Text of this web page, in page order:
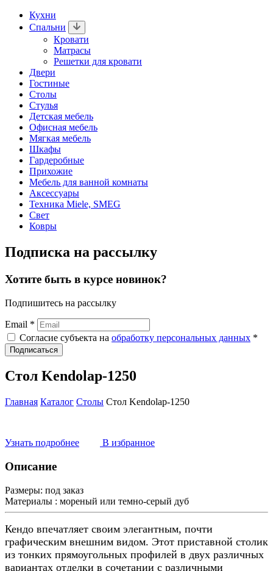
Кухни
Спальни
Кровати
Матрасы
Решетки для кровати
Двери
Гостиные
Столы
Стулья
Детская мебель
Офисная мебель
Мягкая мебель
Шкафы
Гардеробные
Прихожие
Мебель для ванной комнаты
Аксессуары
Техника Miele, SMEG
Свет
Ковры
Подписка на рассылку
Хотите быть в курсе новинок?
Подпишитесь на рассылку
Email *
Согласие субъекта на обработку персональных данных *
Подписаться
Стол Kendolap-1250
Главная Каталог Столы Стол Kendolap-1250
Узнать подробнее В избранное
Описание
Размеры: под заказ
Материалы : мореный или темно-серый дуб
Кендо впечатляет своим элегантным, почти
графическим внешним видом. Этот приставной столик
из тонких прямоугольных профилей в двух различных
вариантах отделки в сочетании с различными